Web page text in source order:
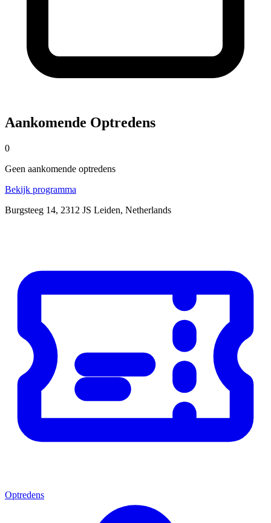
Aankomende Optredens
0
Geen aankomende optredens
Bekijk programma
Burgsteeg 14, 2312 JS Leiden, Netherlands
Optredens